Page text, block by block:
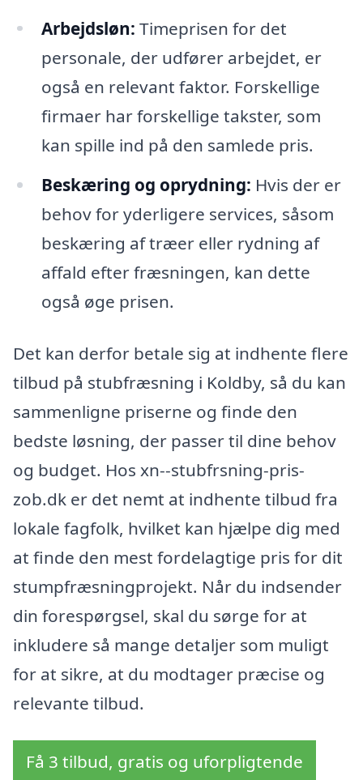
Arbejdsløn: Timeprisen for det
personale, der udfører arbejdet, er
også en relevant faktor. Forskellige
firmaer har forskellige takster, som
kan spille ind på den samlede pris.
Beskæring og oprydning: Hvis der er
behov for yderligere services, såsom
beskæring af træer eller rydning af
affald efter fræsningen, kan dette
også øge prisen.
Det kan derfor betale sig at indhente flere
tilbud på stubfræsning i Koldby, så du kan
sammenligne priserne og finde den
bedste løsning, der passer til dine behov
og budget. Hos xn--stubfrsning-pris-
zob.dk er det nemt at indhente tilbud fra
lokale fagfolk, hvilket kan hjælpe dig med
at finde den mest fordelagtige pris for dit
stumpfræsningprojekt. Når du indsender
din forespørgsel, skal du sørge for at
inkludere så mange detaljer som muligt
for at sikre, at du modtager præcise og
relevante tilbud.
Få 3 tilbud, gratis og uforpligtende